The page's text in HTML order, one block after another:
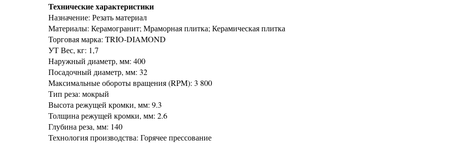
Технические характеристики
Назначение: Резать материал
Материалы: Керамогранит; Мраморная плитка; Керамическая плитка
Торговая марка: TRIO-DIAMOND
УТ Вес, кг: 1,7
Наружный диаметр, мм: 400
Посадочный диаметр, мм: 32
Максимальные обороты вращения (RPM): 3 800
Тип реза: мокрый
Высота режущей кромки, мм: 9.3
Толщина режущей кромки, мм: 2.6
Глубина реза, мм: 140
Технология производства: Горячее прессование